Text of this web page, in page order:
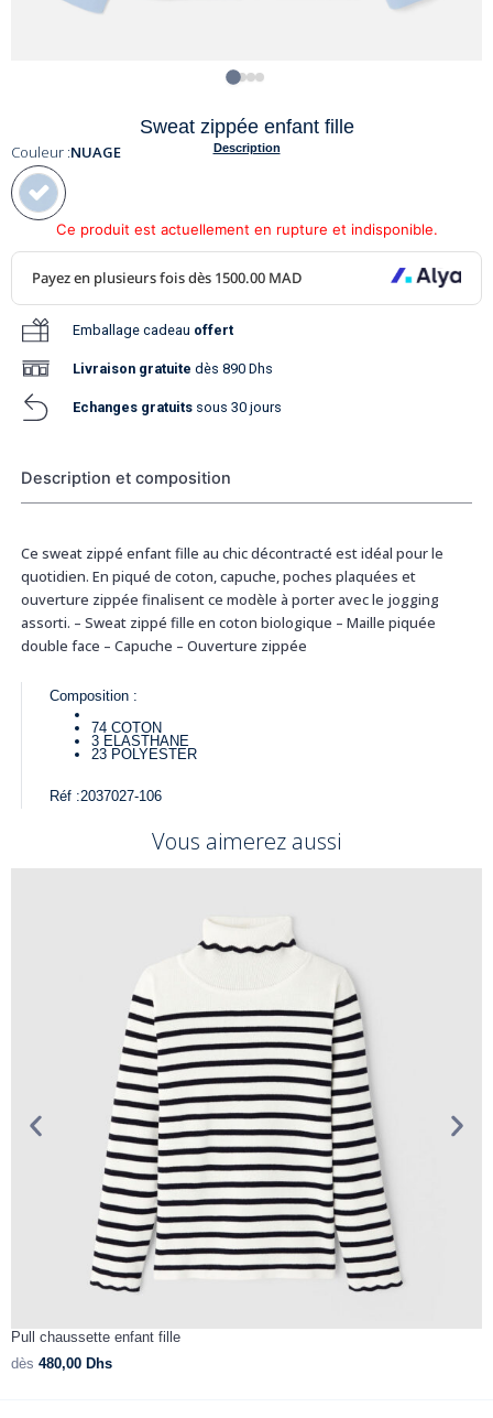
Sweat zippée enfant fille
Description
Couleur :NUAGE
Ce produit est actuellement en rupture et indisponible.
Emballage cadeau offert
Livraison gratuite dès 890 Dhs
Echanges gratuits sous 30 jours
Description et composition
Ce sweat zippé enfant fille au chic décontracté est idéal pour le
quotidien. En piqué de coton, capuche, poches plaquées et
ouverture zippée finalisent ce modèle à porter avec le jogging
assorti. – Sweat zippé fille en coton biologique – Maille piquée
double face – Capuche – Ouverture zippée
Composition :
74 COTON
3 ELASTHANE
23 POLYESTER
Réf :2037027-106
Vous aimerez aussi
Pull chaussette enfant fille
dès 480,00 Dhs